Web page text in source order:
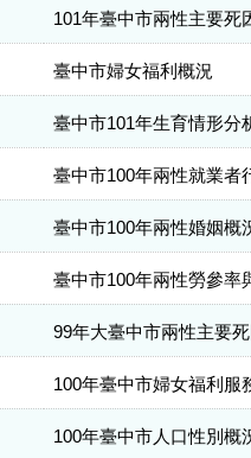
101年臺中市兩性主要死
臺中市婦女福利概況
臺中市101年生育情形分
臺中市100年兩性就業者
臺中市100年兩性婚姻概
臺中市100年兩性勞參率
99年大臺中市兩性主要
100年臺中市婦女福利服
100年臺中市人口性別概